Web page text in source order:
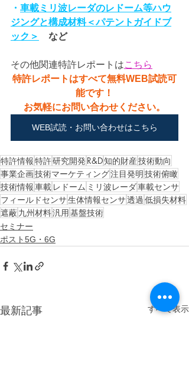
・ 車載ミリ波レーダのレドーム等ハウ
ジングと構成材料＜パテントガイドブ
ック＞
など
その他関連特許レポートはこちら
特許レポートはすべて無料WEB試読可
能です！
お気軽にお問い合わせください。
WEB試読・お問い合わせはこちら
特許情報特許研究開発 R&D知的財産技術動向
事業企画技術マーケティング注目発明技術俯瞰
技術情報車載 レドーム ミリ波レーダ車載センサ
フィールドセンサ生体情報センサ透過低損失材料
遮蔽九州材料汎用基盤技術
セミナー
ポスト5G・6G
最新記事 すべて表示